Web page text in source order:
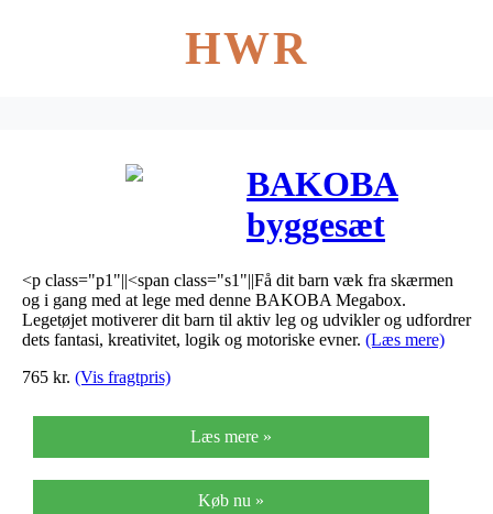
HWR
BAKOBA
byggesæt
Megabox 79
dele
<p class="p1"||<span class="s1"||Få dit barn væk fra skærmen
og i gang med at lege med denne BAKOBA Megabox.
Legetøjet motiverer dit barn til aktiv leg og udvikler og udfordrer
dets fantasi, kreativitet, logik og motoriske evner. (Læs mere)
765 kr. (Vis fragtpris)
Læs mere »
Køb nu »